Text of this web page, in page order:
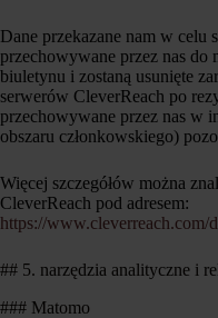
Dane przekazane nam w celu
przechowywane przez nas do
biuletynu i zostaną usunięte
serwerów CleverReach po
przechowywane przez nas w
obszaru członkowskiego)
Więcej szczegółów można
CleverReach pod adresem:
https://www.cleverreach.com/
## 5. narzędzia analityczne i
### Matomo